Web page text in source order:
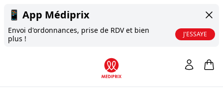
📱 App Médiprix
Envoi d'ordonnances, prise de RDV et bien
plus !
J'ESSAYE